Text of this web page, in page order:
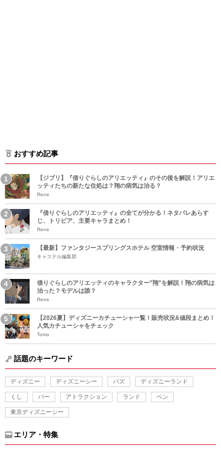
おすすめ記事
【ジブリ】『借りぐらしのアリエッティ』のその後を解説！アリエ
ッティたちの新たな住処は？翔の病気は治る？
Rene
『借りぐらしのアリエッティ』の全てが分かる！ネタバレあらす
じ、トリビア、主要キャラまとめ！
Rene
【最新】ファンタジースプリングスホテル 空室情報・予約状況
キャステル編集部
借りぐらしのアリエッティのキャラクター”翔”を解説！翔の病気は
治った？モデルは誰？
Rene
【2026夏】ディズニーカチューシャ一覧！販売状況&値段まとめ！
人気カチューシャをチェック
Tomo
話題のキーワード
ディズニー ディズニーシー バズ ディズニーランド
くし バー アトラクション ランド ペン
東京ディズニーシー
エリア・特集